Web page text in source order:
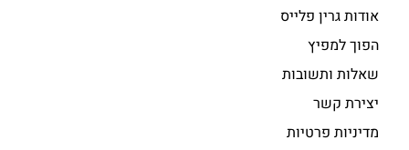
אודות גרין פלייס
הפוך למפיץ
שאלות ותשובות
יצירת קשר
מדיניות פרטיות